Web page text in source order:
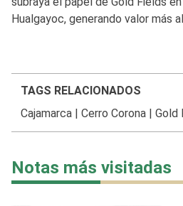
Hualgayoc, generando valor más
TAGS RELACIONADOS
Cajamarca| Cerro Corona| Gold
Notas más visitadas